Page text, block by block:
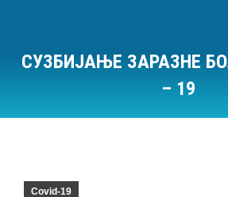
СУЗБИЈАЊЕ ЗАРАЗНЕ
– 19
Covid-19